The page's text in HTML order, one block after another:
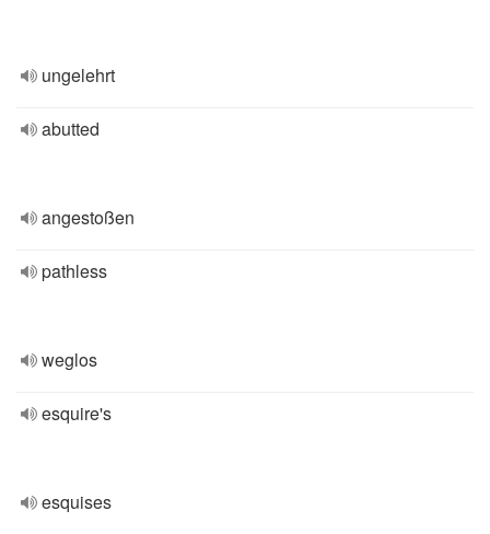
ungelehrt
abutted
angestoßen
pathless
weglos
esquire's
esquises